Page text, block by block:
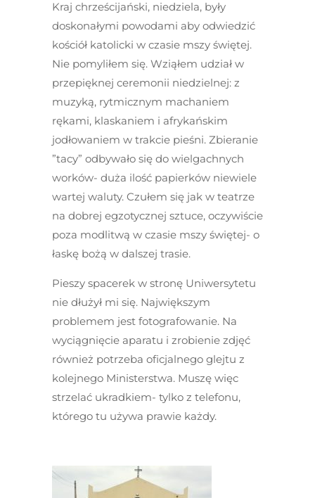
Kraj chrześcijański, niedziela, były
doskonałymi powodami aby odwiedzić
kościół katolicki w czasie mszy świętej.
Nie pomyliłem się. Wziąłem udział w
przepięknej ceremonii niedzielnej: z
muzyką, rytmicznym machaniem
rękami, klaskaniem i afrykańskim
jodłowaniem w trakcie pieśni. Zbieranie
”tacy” odbywało się do wielgachnych
worków- duża ilość papierków niewiele
wartej waluty. Czułem się jak w teatrze
na dobrej egzotycznej sztuce, oczywiście
poza modlitwą w czasie mszy świętej- o
łaskę bożą w dalszej trasie.
Pieszy spacerek w stronę Uniwersytetu
nie dłużył mi się. Największym
problemem jest fotografowanie. Na
wyciągnięcie aparatu i zrobienie zdjęć
również potrzeba oficjalnego glejtu z
kolejnego Ministerstwa. Muszę więc
strzelać ukradkiem- tylko z telefonu,
którego tu używa prawie każdy.